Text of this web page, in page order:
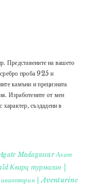
Представените на вашето
проба 925 и
камъни и прецизната
Изработените от мен
създадени в
Madagascar Ахат
Кварц турмалин |
авантюрин | Aventurine